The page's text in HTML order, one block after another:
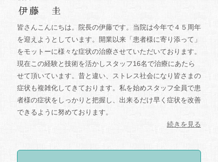
皆さんこんにちは。院長の伊藤です。当院は今年で４５周年
を迎えようとしています。開業以来「患者様に寄り添って」
をモットーに様々な症状の治療させていただいております。
現在この経験と技術を活かしスタッフ16名で治療にあたら
せて頂いています。昔と違い、ストレス社会になり皆さまの
症状も複雑化してきております。私を始めスタッフ全員で患
者様の症状をしっかりと把握し、出来るだけ早く症状を改善
できるように努めております。
続きを見る